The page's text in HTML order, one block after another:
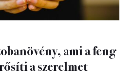
ami a feng
a szerelmet